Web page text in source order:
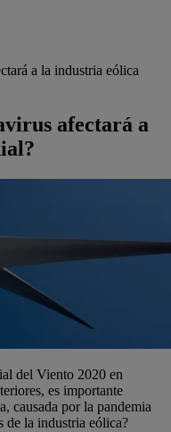
a la industria eólica
afectará a
del Viento 2020 en
es importante
causada por la pandemia
de la industria eólica?